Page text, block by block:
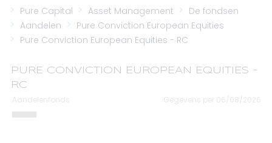
Pure Capital Asset Management
De fondsen
Aandelen
Pure Conviction European Equities
Pure Conviction European Equities - RC
PURE CONVICTION EUROPEAN EQUITIES -
RC